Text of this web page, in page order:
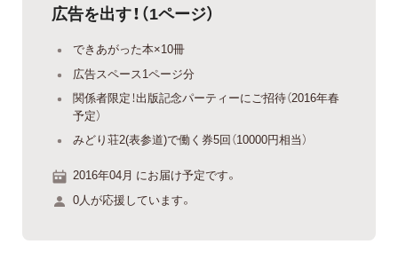
広告を出す！（1ページ）
できあがった本×10冊
広告スペース1ページ分
関係者限定！出版記念パーティーにご招待（2016年春
予定）
みどり荘2(表参道)で働く券5回（10000円相当）
2016年04月 にお届け予定です。
0人が応援しています。